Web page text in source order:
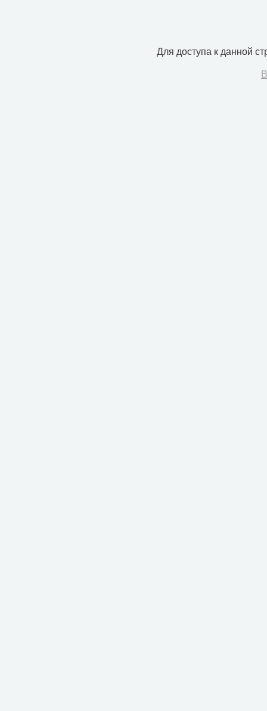
Для доступа к данной